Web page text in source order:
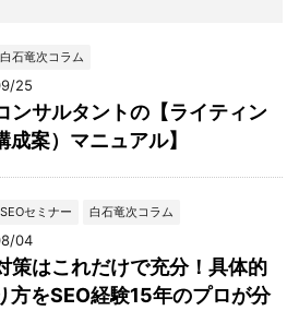
白石竜次コラム
25
ンサルタントの【ライティン
成案）マニュアル】
SEOセミナー 白石竜次コラム
04
策はこれだけで充分！具体的
方をSEO経験15年のプロが分